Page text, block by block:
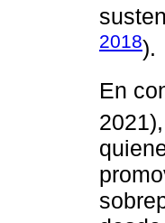
2018).
En